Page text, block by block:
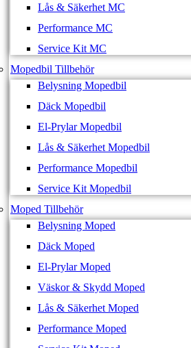
Lås & Säkerhet MC
Performance MC
Service Kit MC
Mopedbil Tillbehör
Belysning Mopedbil
Däck Mopedbil
El-Prylar Mopedbil
Lås & Säkerhet Mopedbil
Performance Mopedbil
Service Kit Mopedbil
Moped Tillbehör
Belysning Moped
Däck Moped
El-Prylar Moped
Väskor & Skydd Moped
Lås & Säkerhet Moped
Performance Moped